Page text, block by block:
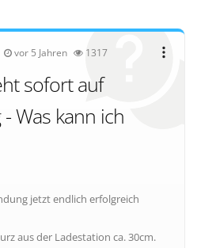
vor 5 Jahren 1317
sofort auf
Was kann ich
jetzt endlich erfolgreich
aus der Ladestation ca. 30cm.